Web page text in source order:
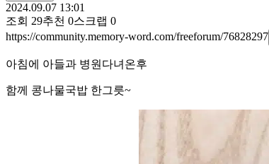
2024.09.07 13:01
조회 29추천 0스크랩 0
https://community.memory-word.com/freeforum/76828297
아침에 아들과 병원다녀온후
함께 콩나물국밥 한그릇~